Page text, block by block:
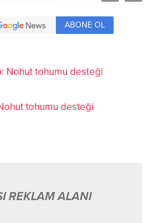
ABONE OL
tohumu desteği
REKLAM ALANI